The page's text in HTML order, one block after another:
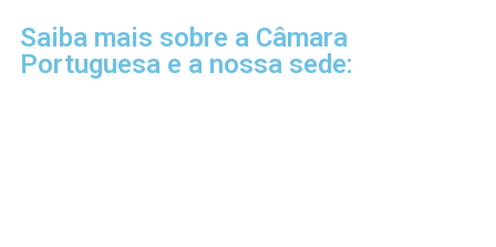
Saiba mais sobre a Câmara
Portuguesa e a nossa sede: